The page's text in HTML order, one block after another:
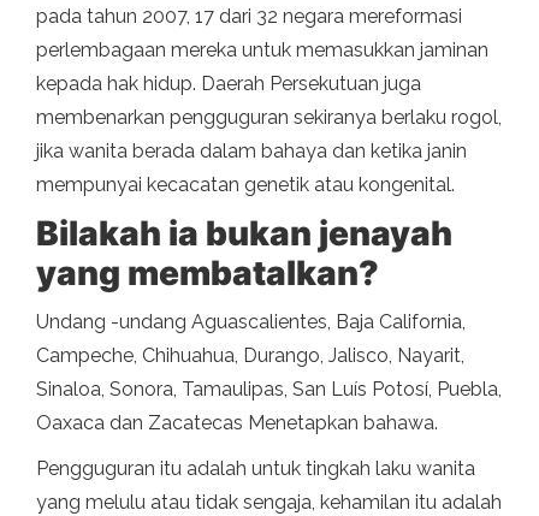
pada tahun 2007, 17 dari 32 negara mereformasi
perlembagaan mereka untuk memasukkan jaminan
kepada hak hidup. Daerah Persekutuan juga
membenarkan pengguguran sekiranya berlaku rogol,
jika wanita berada dalam bahaya dan ketika janin
mempunyai kecacatan genetik atau kongenital.
Bilakah ia bukan jenayah
yang membatalkan?
Undang -undang Aguascalientes, Baja California,
Campeche, Chihuahua, Durango, Jalisco, Nayarit,
Sinaloa, Sonora, Tamaulipas, San Luís Potosí, Puebla,
Oaxaca dan Zacatecas Menetapkan bahawa.
Pengguguran itu adalah untuk tingkah laku wanita
yang melulu atau tidak sengaja, kehamilan itu adalah